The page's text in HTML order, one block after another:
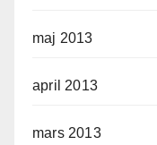
maj 2013
april 2013
mars 2013